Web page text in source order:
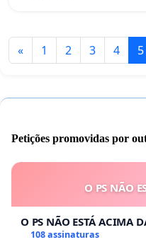
« 1 2 3 4 5
Petições promovidas por
O PS NÃO
O PS NÃO ESTÁ ACIMA
108 assinaturas